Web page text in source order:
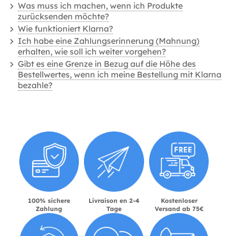
Was muss ich machen, wenn ich Produkte
zurücksenden möchte?
Wie funktioniert Klarna?
Ich habe eine Zahlungserinnerung (Mahnung)
erhalten, wie soll ich weiter vorgehen?
Gibt es eine Grenze in Bezug auf die Höhe des
Bestellwertes, wenn ich meine Bestellung mit Klarna
bezahle?
100% sichere
Zahlung
Livraison en 2-4
Tage
Kostenloser
Versand ab 75€